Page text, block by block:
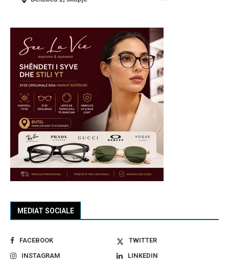
MEDIAT SOCIALE
FACEBOOK
TWITTER
INSTAGRAM
LINKEDIN